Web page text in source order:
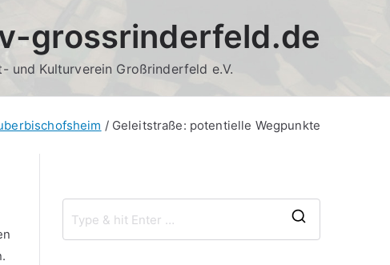
grossrinderfeld.de
und Kulturverein Großrinderfeld e.V.
Geleitstraße: potentielle Wegpunkte